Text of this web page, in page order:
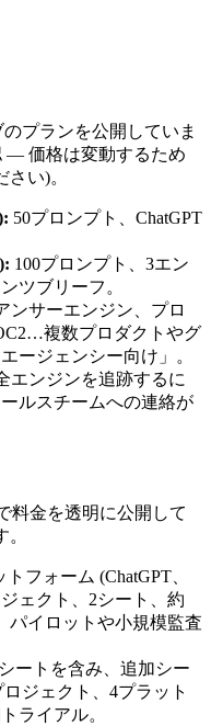
プランを公開していま
— 価格は変動するため
い)。
50プロンプト、ChatGPT
100プロンプト、3エン
ツブリーフ。
ンサーエンジン、プロ
複数プロダクトやグ
ージェンシー向け」。
エンジンを追跡するに
ルスチームへの連絡が
料金を透明に公開して
トフォーム (ChatGPT、
ェクト、2シート、約
パイロットや小規模監査
ートを含み、追加シー
ロジェクト、4プラット
ライアル。